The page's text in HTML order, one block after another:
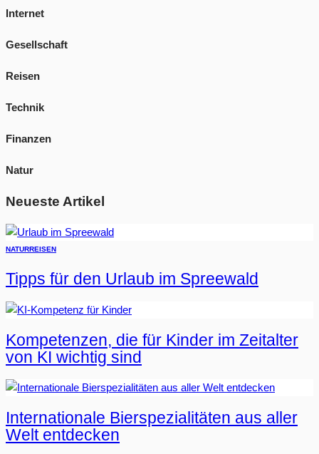
Internet
Gesellschaft
Reisen
Technik
Finanzen
Natur
Neueste Artikel
NATURREISEN
Tipps für den Urlaub im Spreewald
Kompetenzen, die für Kinder im Zeitalter
von KI wichtig sind
Internationale Bierspezialitäten aus aller
Welt entdecken